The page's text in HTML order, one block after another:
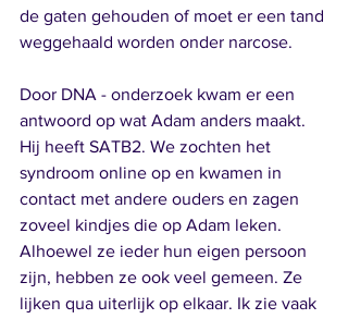
de gaten gehouden of moet er een tand
weggehaald worden onder narcose.
Door DNA - onderzoek kwam er een
antwoord op wat Adam anders maakt.
Hij heeft SATB2. We zochten het
syndroom online op en kwamen in
contact met andere ouders en zagen
zoveel kindjes die op Adam leken.
Alhoewel ze ieder hun eigen persoon
zijn, hebben ze ook veel gemeen. Ze
lijken qua uiterlijk op elkaar. Ik zie vaak